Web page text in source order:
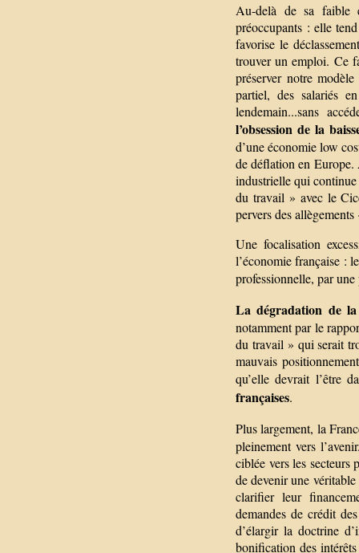
Au-delà de sa faible
préoccupants : elle
favorise le
trouver un emploi. Ce
préserver notre
partiel, des salariés
lendemain...sans
l’obsession de la
d’une économie low
de déflation en Europe.
industrielle qui continue
du travail » avec le
pervers des
Une focalisation
l’économie française :
professionnelle, par
La dégradation de
notamment par le
du travail » qui serait
mauvais
qu’elle devrait l’être
françaises.
Plus largement, la
pleinement vers
ciblée vers les secteurs
de devenir une
clarifier leur
demandes de crédit
d’élargir la doctrine
bonification des